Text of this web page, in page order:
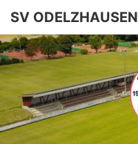
SV ODELZHAUSEN